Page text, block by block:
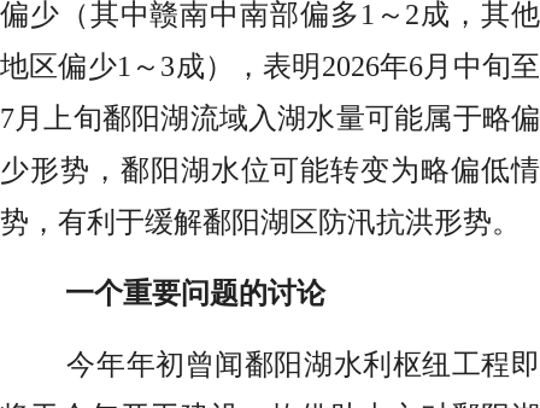
偏少（其中赣南中南部偏多1～2成，其他
地区偏少1～3成），表明2026年6月中旬至
7月上旬鄱阳湖流域入湖水量可能属于略偏
少形势，鄱阳湖水位可能转变为略偏低情
势，有利于缓解鄱阳湖区防汛抗洪形势。
一个重要问题的讨论
今年年初曾闻鄱阳湖水利枢纽工程即